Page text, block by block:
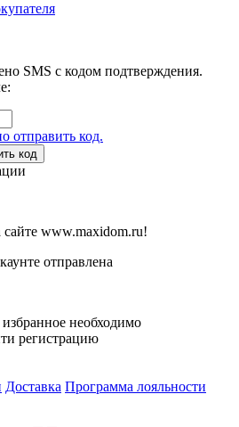
SMS с кодом подтверждения.
отправить код.
код
www.maxidom.ru!
отправлена
необходимо
регистрацию
Доставка Программа лояльности